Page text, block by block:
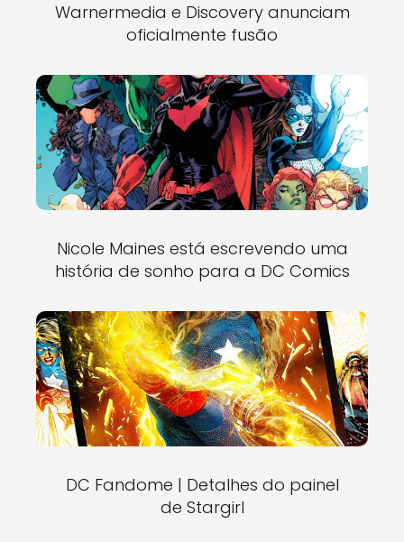
Warnermedia e Discovery anunciam
oficialmente fusão
Nicole Maines está escrevendo uma
história de sonho para a DC Comics
DC Fandome | Detalhes do painel
de Stargirl